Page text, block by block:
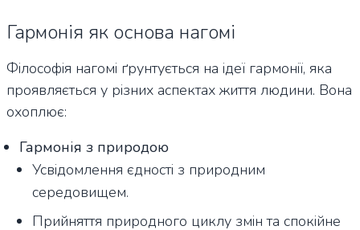
Гармонія як основа нагомі
Філософія нагомі ґрунтується на ідеї гармонії, яка
проявляється у різних аспектах життя людини. Вона
охоплює:
Гармонія з природою
Усвідомлення єдності з природним
середовищем.
Прийняття природного циклу змін та спокійне